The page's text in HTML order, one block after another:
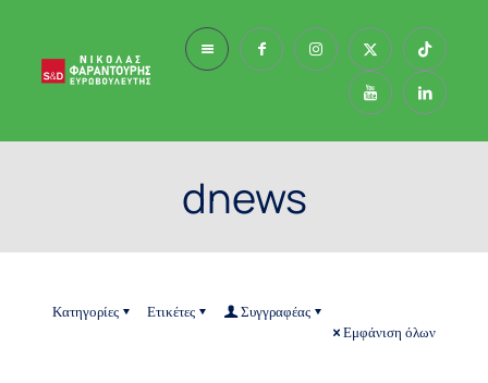
dnews
Κατηγορίες Ετικέτες
Συγγραφέας
Εμφάνιση όλων